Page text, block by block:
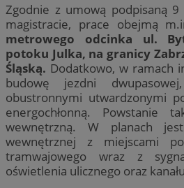
Zgodnie z umową podpisaną
magistracie, prace obejmą
metrowego odcinka ul.
potoku Julka, na granicy
Śląską. Dodatkowo, w ramach
budowę jezdni
obustronnymi utwardzonymi
energochłonną. Powstanie
wewnętrzną. W planach
wewnętrznej z miejscami
tramwajowego wraz z
oświetlenia ulicznego oraz